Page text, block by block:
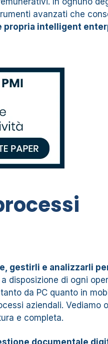
avanzati che
propria intelligent
gestirli e analizzarli
disposizione di ogni
da PC quanto in
aziendali. Vediamo
e completa.
documentale